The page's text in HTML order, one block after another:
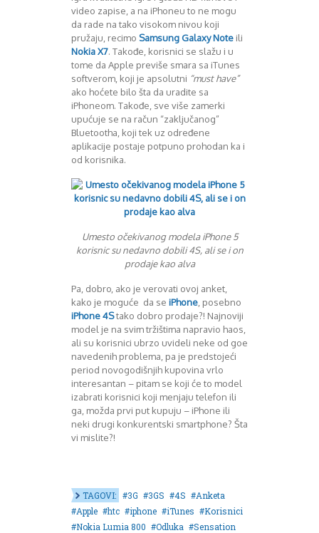
Juni 2016
Juli 2016
August 2016
Septembar 2016
Oktobar 2016
Decembar 2016
Januar 2017
Maj 2017
Juni 2017
August 2017
Oktobar 2017
Februar 2018
Maj 2018
Juni 2018
Juli 2018
August 2018
Oktobar 2018
Novembar 2018
Decembar 2018
Februar 2019
April 2020
video zapise, a na iPhoneu to ne mogu
da rade na tako visokom nivou koji
pružaju, recimo Samsung Galaxy Note ili
Nokia X7. Takođe, korisnici se slažu i u
tome da Apple previše smara sa iTunes
softverom, koji je apsolutni “must have”
ako hoćete bilo šta da uradite sa
iPhoneom. Takođe, sve više zamerki
upućuje se na račun “zaključanog”
Bluetootha, koji tek uz određene
aplikacije postaje potpuno prohodan ka i
od korisnika.
Umesto očekivanog modela iPhone 5
korisnic su nedavno dobili 4S, ali se i on
prodaje kao alva
Pa, dobro, ako je verovati ovoj anket,
kako je moguće da se iPhone , posebno
iPhone 4Stako dobro prodaje?! Najnoviji
model je na svim tržištima napravio haos,
ali su korisnici ubrzo uvideli neke od goe
navedenih problema, pa je predstojeći
period novogodišnjih kupovina vrlo
interesantan – pitam se koji će to model
izabrati korisnici koji menjaju telefon ili
ga, možda prvi put kupuju – iPhone ili
neki drugi konkurentski smartphone? Šta
vi mislite?!
TAGOVI: 3G 3GS 4S
Anketa
Apple
htc iphone iTunes
Korisnici
Nokia Lumia 800
Odluka
Sensation